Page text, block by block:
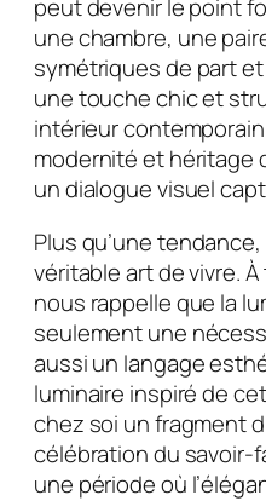
peut devenir le point
une chambre, une
symétriques de part
une touche chic et
intérieur
modernité et héritage
un dialogue visuel
Plus qu’une
véritable art de vivre.
nous rappelle que la
seulement une
aussi un langage
luminaire inspiré de
chez soi un fragment
célébration du savoir-
une période où